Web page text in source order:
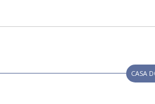
CASA